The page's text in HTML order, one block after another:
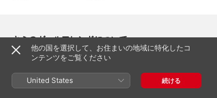
キミのガールフレンドについて
ジャンル
J-Pop
他の国を選択して、お住まいの地域に特化したコ
ンテンツをご覧ください
United States 続ける